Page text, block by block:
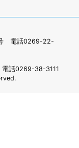
電話0269-22-
話0269-38-3111